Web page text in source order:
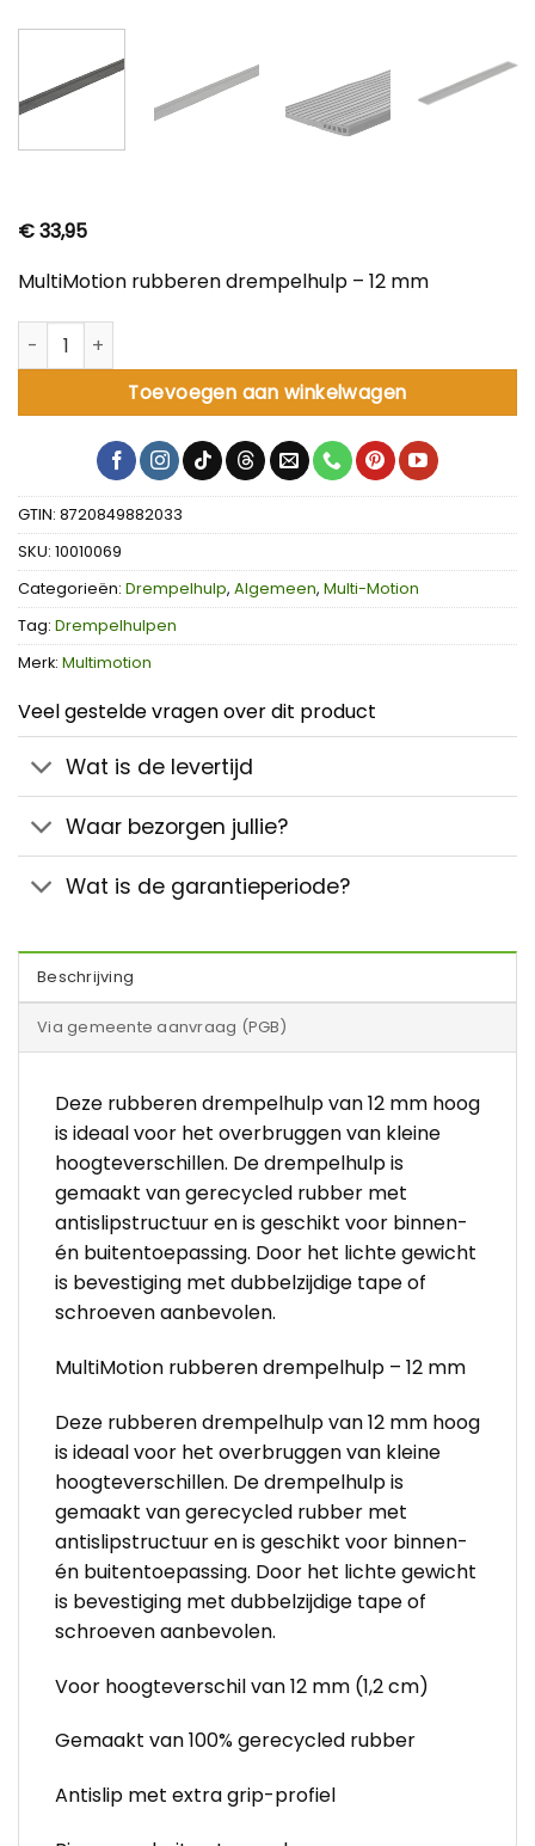
€33,95
MultiMotion rubberen drempelhulp – 12 mm
MultiMotion rubberen drempelhulp - 12 mm aantal
Toevoegen aan winkelwagen
GTIN: 8720849882033
SKU: 10010069
Categorieën: Drempelhulp, Algemeen, Multi-Motion
Tag: Drempelhulpen
Merk: Multimotion
Veel gestelde vragen over dit product
Wat is de levertijd
Waar bezorgen jullie?
Wat is de garantieperiode?
Beschrijving
Via gemeente aanvraag (PGB)
Deze rubberen drempelhulp van 12 mm hoog
is ideaal voor het overbruggen van kleine
hoogteverschillen. De drempelhulp is
gemaakt van gerecycled rubber met
antislipstructuur en is geschikt voor binnen-
én buitentoepassing. Door het lichte gewicht
is bevestiging met dubbelzijdige tape of
schroeven aanbevolen.
MultiMotion rubberen drempelhulp – 12 mm
Deze rubberen drempelhulp van 12 mm hoog
is ideaal voor het overbruggen van kleine
hoogteverschillen. De drempelhulp is
gemaakt van gerecycled rubber met
antislipstructuur en is geschikt voor binnen-
én buitentoepassing. Door het lichte gewicht
is bevestiging met dubbelzijdige tape of
schroeven aanbevolen.
Voor hoogteverschil van 12 mm (1,2 cm)
Gemaakt van 100% gerecycled rubber
Antislip met extra grip-profiel